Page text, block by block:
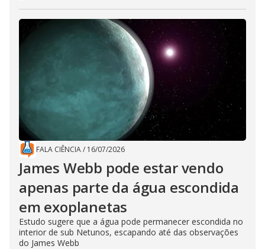
FALA CIÊNCIA/ 16/07/2026
James Webb pode estar vendo
apenas parte da água escondida
em exoplanetas
Estudo sugere que a água pode permanecer escondida no
interior de sub Netunos, escapando até das observações
do James Webb